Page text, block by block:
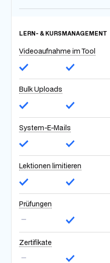
LERN- & KURSMANAGEMENT
Videoaufnahme im Tool
Bulk Uploads
System-E-Mails
Lektionen limitieren
Prüfungen
Zertifikate